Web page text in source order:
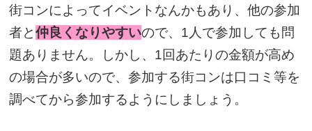
街コンによってイベントなんかもあり、他の参加
者と仲良くなりやすいので、1人で参加しても問
題ありません。しかし、1回あたりの金額が高め
の場合が多いので、参加する街コンは口コミ等を
調べてから参加するようにしましょう。